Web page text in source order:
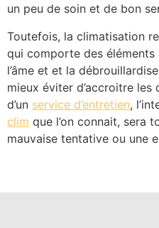
un peu de soin et de bon
Toutefois, la climatisation
qui comporte des éléments
l’âme et et la
mieux éviter d’accroitre les
d’un service d’entretien,
clim que l’on connait, sera
mauvaise tentative ou une